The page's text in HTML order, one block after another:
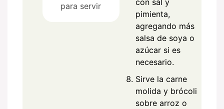
para servir
con sal y
pimienta,
agregando más
salsa de soya o
azúcar si es
necesario.
Sirve la carne
molida y brócoli
sobre arroz o